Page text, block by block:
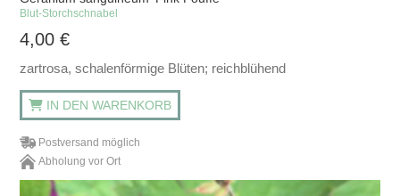
Blut-Storchschnabel
4,00€
zartrosa, schalenförmige Blüten; reichblühend
IN DEN WARENKORB
Postversand möglich
Abholung vor Ort